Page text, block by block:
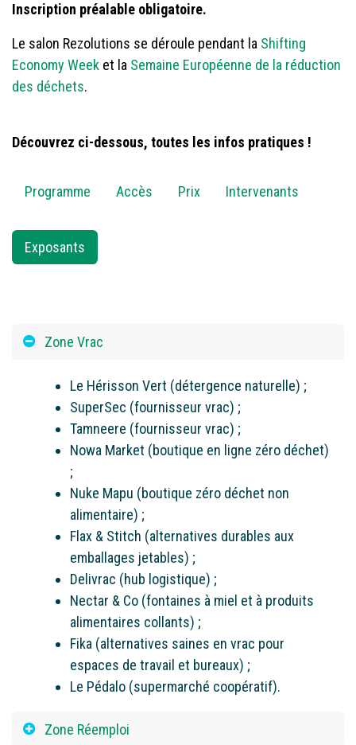
Inscription préalable obligatoire.
Le salon Rezolutions se déroule pendant la Shifting
Economy Week et la Semaine Européenne de la réduction
des déchets.
Découvrez ci-dessous, toutes les infos pratiques !
Programme Accès Prix Intervenants
Exposants
Zone Vrac
Le Hérisson Vert (détergence naturelle) ;
SuperSec (fournisseur vrac) ;
Tamneere (fournisseur vrac) ;
Nowa Market (boutique en ligne zéro déchet)
;
Nuke Mapu (boutique zéro déchet non
alimentaire) ;
Flax & Stitch (alternatives durables aux
emballages jetables) ;
Delivrac (hub logistique) ;
Nectar & Co (fontaines à miel et à produits
alimentaires collants) ;
Fika (alternatives saines en vrac pour
espaces de travail et bureaux) ;
Le Pédalo (supermarché coopératif).
Zone Réemploi